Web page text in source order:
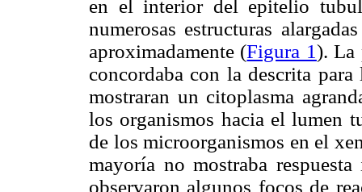
en el interior del epitelio
numerosas estructuras
aproximadamente (Figura 1). La
concordaba con la descrita
mostraran un citoplasma
los organismos hacia el lumen
de los microorganismos en el
mayoría no mostraba
observaron algunos focos de